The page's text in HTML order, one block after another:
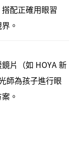
配正確用眼習
。
片（如 HOYA 新
師為孩子進行眼
。